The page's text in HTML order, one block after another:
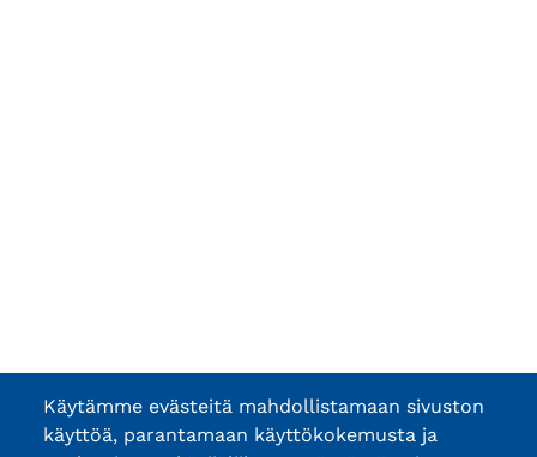
Käytämme evästeitä mahdollistamaan sivuston
käyttöä, parantamaan käyttökokemusta ja